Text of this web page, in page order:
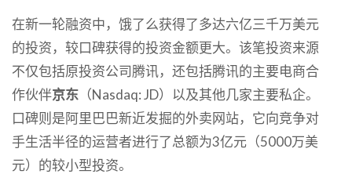
在新一轮融资中，饿了么获得了多达六亿三千万美元
的投资，较口碑获得的投资金额更大。该笔投资来源
不仅包括原投资公司腾讯，还包括腾讯的主要电商合
作伙伴京东 （Nasdaq: JD）以及其他几家主要私企。
口碑则是阿里巴巴新近发掘的外卖网站，它向竞争对
手生活半径的运营者进行了总额为3亿元（5000万美
元）的较小型投资。